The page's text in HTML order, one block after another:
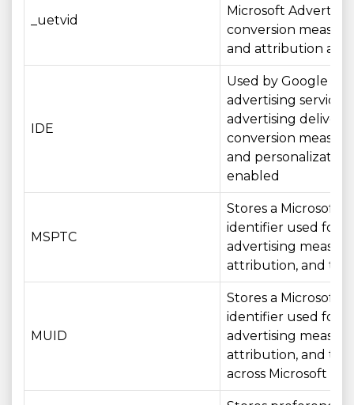
_uetvid
Microsoft
conversion
and attribution
IDE
Used by Google
advertising services
advertising delivery,
conversion
and
enabled
MSPTC
Stores a Microsoft
identifier used for
advertising
attribution, and
MUID
Stores a Microsoft
identifier used for
advertising
attribution, and
across Microsoft